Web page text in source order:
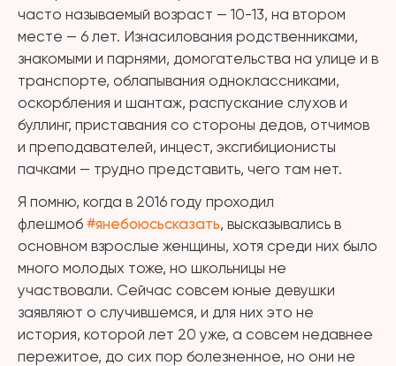
часто называемый возраст — 10-13, на втором
месте — 6 лет. Изнасилования родственниками,
знакомыми и парнями, домогательства на улице и в
транспорте, облапывания одноклассниками,
оскорбления и шантаж, распускание слухов и
буллинг, приставания со стороны дедов, отчимов
и преподавателей, инцест, эксгибиционисты
пачками — трудно представить, чего там нет.
Я помню, когда в 2016 году проходил
флешмоб #янебоюсьсказать, высказывались в
основном взрослые женщины, хотя среди них было
много молодых тоже, но школьницы не
участвовали. Сейчас совсем юные девушки
заявляют о случившемся, и для них это не
история, которой лет 20 уже, а совсем недавнее
пережитое, до сих пор болезненное, но они не